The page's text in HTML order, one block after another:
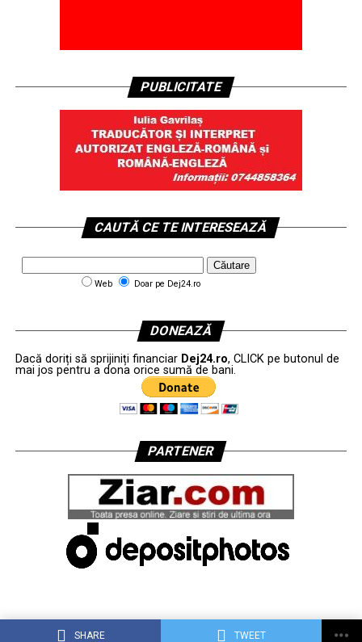
SHARE TWEET
PUBLICITATE
CAUTĂ CE TE INTERESEAZĂ
Web Doar pe Dej24.ro
DONEAZĂ
Dacă doriți să sprijiniți financiar Dej24.ro, CLICK pe butonul de
mai jos pentru a dona orice sumă de bani.
PARTENER